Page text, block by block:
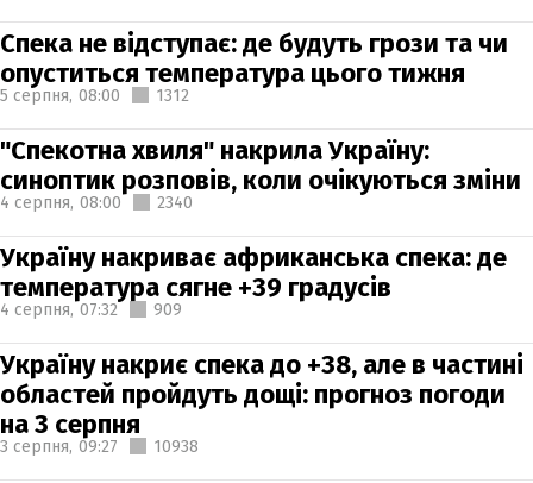
Спека не відступає: де будуть грози та чи
опуститься температура цього тижня
5 серпня, 08:00 1312
"Спекотна хвиля" накрила Україну:
синоптик розповів, коли очікуються зміни
4 серпня, 08:00 2340
Україну накриває африканська спека: де
температура сягне +39 градусів
4 серпня, 07:32 909
Україну накриє спека до +38, але в частині
областей пройдуть дощі: прогноз погоди
на 3 серпня
3 серпня, 09:27 10938